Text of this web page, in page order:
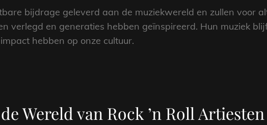
bijdrage geleverd aan de muziekwereld en zullen voor
verlegd en generaties hebben geïnspireerd. Hun muziek
hebben op onze cultuur.
Wereld van Rock ’n Roll Artiesten